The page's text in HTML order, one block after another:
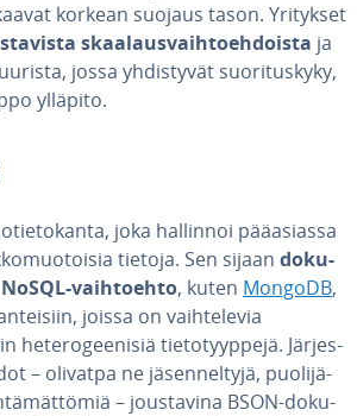
korkean suojaus tason. Yritykset
skaa­laus­vaih­toeh­dois­ta ja
jossa yh­dis­ty­vät suo­ri­tus­ky­ky,
ylläpito.
joka hallinnoi pää­asias­sa
tietoja. Sen sijaan do­ku­
vaih­toeh­to, kuten MongoDB,
joissa on vaih­te­le­via
he­te­ro­gee­ni­siä tie­to­tyyp­pe­jä. Jär­jes­
– olivatpa ne jä­sen­nel­ty­jä, puo­li­jä­
– jous­ta­vi­na BSON-do­ku­